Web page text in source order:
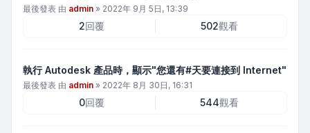
最後發表 由 admin » 2022年 9月 5日, 13:39
2回覆 502觀看
執行 Autodesk 產品時，顯示"您還有#天要連接到 Internet"
最後發表 由 admin » 2022年 8月 30日, 16:31
0回覆 544觀看